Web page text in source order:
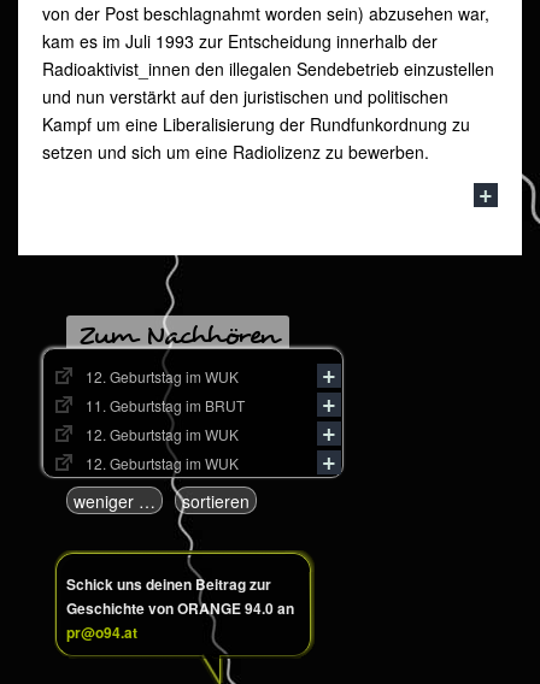
von der Post beschlagnahmt worden sein) abzusehen war,
kam es im Juli 1993 zur Entscheidung innerhalb der
Radioaktivist_innen den illegalen Sendebetrieb einzustellen
und nun verstärkt auf den juristischen und politischen
Kampf um eine Liberalisierung der Rundfunkordnung zu
setzen und sich um eine Radiolizenz zu bewerben.
Zum Nachhören
12. Geburtstag im WUK
11. Geburtstag im BRUT
12. Geburtstag im WUK
12. Geburtstag im WUK
weniger … sortieren
Schick uns deinen Beitrag zur
Geschichte von ORANGE 94.0 an
pr@o94.at